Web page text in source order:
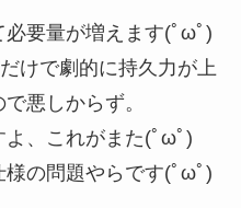
必要量が増えます(ﾟωﾟ)
けで劇的に持久力が上
悪しからず。
、これがまた(ﾟωﾟ)
の問題やらです(ﾟωﾟ)